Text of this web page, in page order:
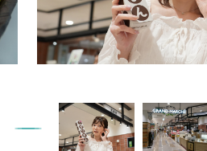
市民がおすすめ！餃
子店
お得なチケット